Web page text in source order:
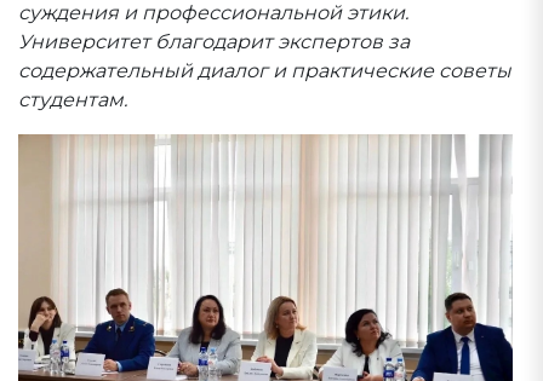
суждения и профессиональной этики.
Университет благодарит экспертов за
содержательный диалог и практические советы
студентам.